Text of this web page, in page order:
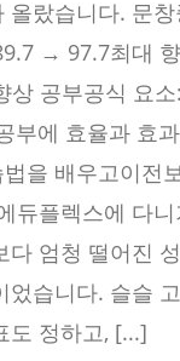
올랐습니다. 문창
→ 97.7최대 향
공부공식 요소
부에 효율과 효과
을 배우고이전
듀플렉스에 다니
다 엄청 떨어진 성
었습니다. 슬슬 고
도 정하고, [...]